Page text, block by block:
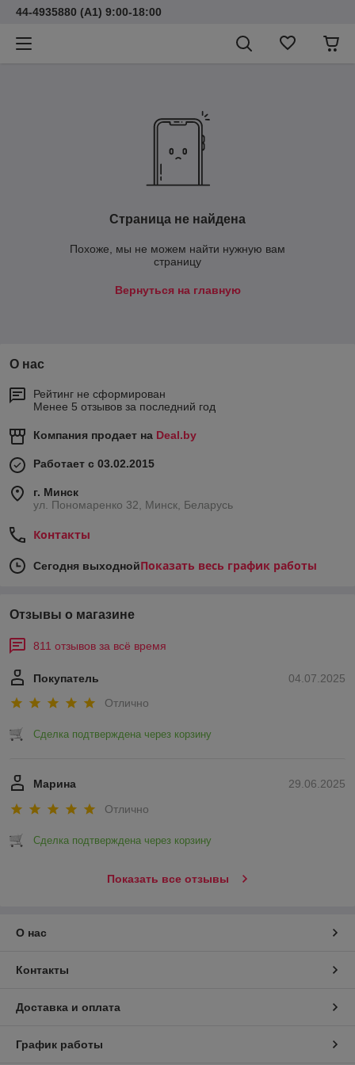
44-4935880 (A1) 9:00-18:00
Страница не найдена
Похоже, мы не можем найти нужную вам
страницу
Вернуться на главную
О нас
Рейтинг не сформирован
Менее 5 отзывов за последний год
Компания продает на Deal.by
Работает с 03.02.2015
г. Минск
ул. Пономаренко 32, Минск, Беларусь
Контакты
Сегодня выходнойПоказать весь график работы
Отзывы о магазине
811 отзывов за всё время
04.07.2025
Покупатель
Отлично
Сделка подтверждена через корзину
29.06.2025
Марина
Отлично
Сделка подтверждена через корзину
Показать все отзывы
О нас
Контакты
Доставка и оплата
График работы